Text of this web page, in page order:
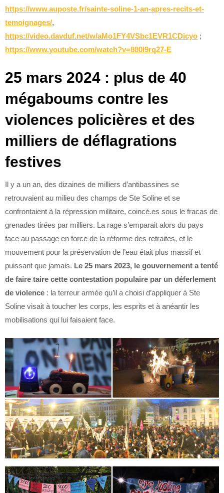
https://www.auposte.fr/sainte-soline-1-an-apres-recits-et-
temoignages/,
https://video.davduf.net/w/aMo1FY4VSbc1EVR1CDicyo ;
https://www.youtube.com/watch?v=880l9rq27-E
25 mars 2024 : plus de 40
mégaboums contre les
violences policières et des
milliers de déflagrations
festives
Il y a un an, des dizaines de milliers d’antibassines se
retrouvaient au milieu des champs de Ste Soline et se
confrontaient à la répression militaire, coincé.es sous le fracas de
grenades tirées par milliers. La rage s’emparait alors du pays
face au passage en force de la réforme des retraites, et le
mouvement pour la préservation de l’eau était plus massif et
puissant que jamais. Le 25 mars 2023, le gouvernement a tenté
de faire taire cette contestation populaire par un déferlement
de violence : la terreur armée qu’il a choisi d’appliquer à Ste
Soline visait à toucher les corps, les esprits et à anéantir les
mobilisations qui lui faisaient face.